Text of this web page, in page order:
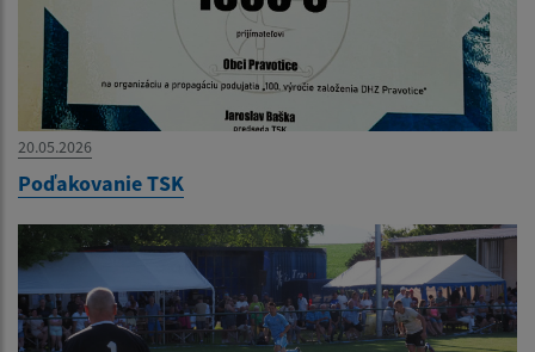
20.05.2026
Poďakovanie TSK